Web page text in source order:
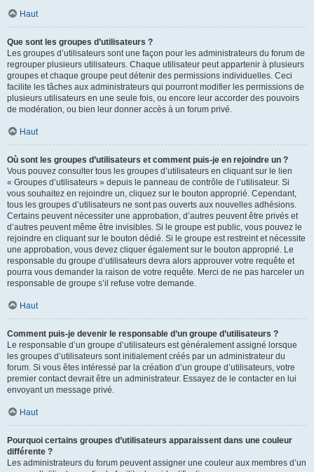
Haut
Que sont les groupes d’utilisateurs ?
Les groupes d’utilisateurs sont une façon pour les administrateurs du forum de
regrouper plusieurs utilisateurs. Chaque utilisateur peut appartenir à plusieurs
groupes et chaque groupe peut détenir des permissions individuelles. Ceci
facilite les tâches aux administrateurs qui pourront modifier les permissions de
plusieurs utilisateurs en une seule fois, ou encore leur accorder des pouvoirs
de modération, ou bien leur donner accès à un forum privé.
Haut
Où sont les groupes d’utilisateurs et comment puis-je en rejoindre un ?
Vous pouvez consulter tous les groupes d’utilisateurs en cliquant sur le lien
« Groupes d’utilisateurs » depuis le panneau de contrôle de l’utilisateur. Si
vous souhaitez en rejoindre un, cliquez sur le bouton approprié. Cependant,
tous les groupes d’utilisateurs ne sont pas ouverts aux nouvelles adhésions.
Certains peuvent nécessiter une approbation, d’autres peuvent être privés et
d’autres peuvent même être invisibles. Si le groupe est public, vous pouvez le
rejoindre en cliquant sur le bouton dédié. Si le groupe est restreint et nécessite
une approbation, vous devez cliquer également sur le bouton approprié. Le
responsable du groupe d’utilisateurs devra alors approuver votre requête et
pourra vous demander la raison de votre requête. Merci de ne pas harceler un
responsable de groupe s’il refuse votre demande.
Haut
Comment puis-je devenir le responsable d’un groupe d’utilisateurs ?
Le responsable d’un groupe d’utilisateurs est généralement assigné lorsque
les groupes d’utilisateurs sont initialement créés par un administrateur du
forum. Si vous êtes intéressé par la création d’un groupe d’utilisateurs, votre
premier contact devrait être un administrateur. Essayez de le contacter en lui
envoyant un message privé.
Haut
Pourquoi certains groupes d’utilisateurs apparaissent dans une couleur
différente ?
Les administrateurs du forum peuvent assigner une couleur aux membres d’un